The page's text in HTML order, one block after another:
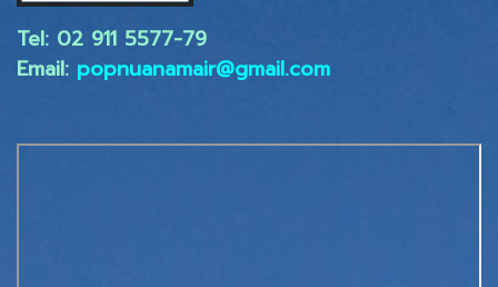
Tel: 02 ​911 5577-79
Email: popnuanamair@gmail.com